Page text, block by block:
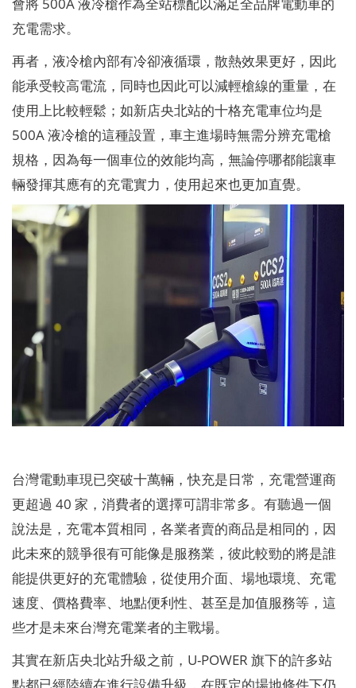
充電需求。
再者，液冷槍內部有冷卻液循環，散熱效果更好，因此
能承受較高電流，同時也因此可以減輕槍線的重量，在
使用上比較輕鬆；如新店央北站的十格充電車位均是
500A 液冷槍的這種設置，車主進場時無需分辨充電槍
規格，因為每一個車位的效能均高，無論停哪都能讓車
輛發揮其應有的充電實力，使用起來也更加直覺。
台灣電動車現已突破十萬輛，快充是日常，充電營運商
更超過 40 家，消費者的選擇可謂非常多。有聽過一個
說法是，充電本質相同，各業者賣的商品是相同的，因
此未來的競爭很有可能像是服務業，彼此較勁的將是誰
能提供更好的充電體驗，從使用介面、場地環境、充電
速度、價格費率、地點便利性、甚至是加值服務等，這
些才是未來台灣充電業者的主戰場。
其實在新店央北站升級之前，U-POWER 旗下的許多站
點都已經陸續在進行設備升級，在既定的場地條件下仍